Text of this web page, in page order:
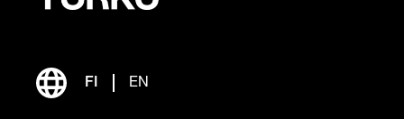
FI EN